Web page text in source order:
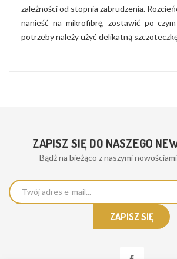
zależności od stopnia zabrudzenia.
nanieść na mikrofibrę, zostawić po
potrzeby należy użyć delikatną
ZAPISZ SIĘ DO NASZEGO
Bądż na bieżąco z naszymi